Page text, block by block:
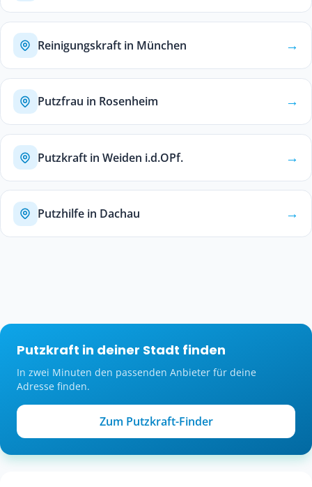
Reinigungskraft in München →
Putzfrau in Rosenheim →
Putzkraft in Weiden i.d.OPf. →
Putzhilfe in Dachau →
Putzkraft in deiner Stadt finden
In zwei Minuten den passenden Anbieter für deine
Adresse finden.
Zum Putzkraft-Finder